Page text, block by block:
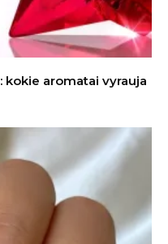
kokie aromatai vyrauja